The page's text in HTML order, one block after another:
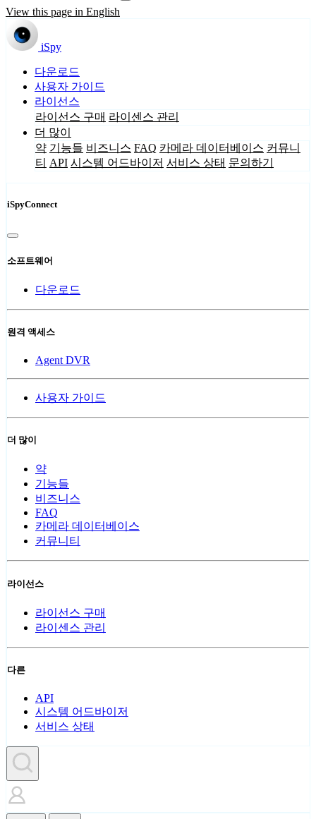
View this page in English
iSpy
다운로드
사용자 가이드
라이선스
라이선스 구매 라이센스 관리
더 많이
약 기능들 비즈니스 FAQ 카메라 데이터베이스 커뮤니
티 API 시스템 어드바이저 서비스 상태 문의하기
iSpyConnect
소프트웨어
다운로드
원격 액세스
Agent DVR
사용자 가이드
더 많이
약
기능들
비즈니스
FAQ
카메라 데이터베이스
커뮤니티
라이선스
라이선스 구매
라이센스 관리
다른
API
시스템 어드바이저
서비스 상태